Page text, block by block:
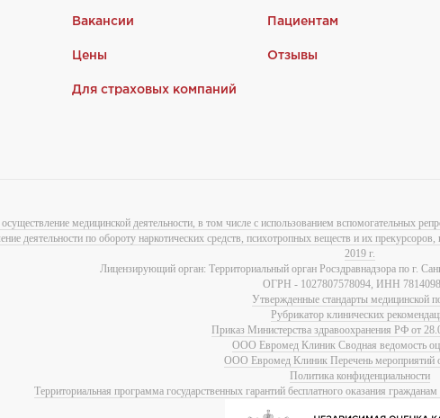
Вакансии Пациентам
Цены Отзывы
Для страховых компаний
медицинской деятельности, в том числе с использованием вспомогательных
деятельности по обороту наркотических средств, психотропных веществ и их
2019 г.
Лицензирующий орган: Территориальный орган Росздравнадзора по г.
ОГРН - 1027807578094, ИНН
Утвержденные стандарты медицинской
Рубрикатор клинических
Приказ Министерства здравоохранения РФ от
ООО Евромед Клиник Сводная ведомость
ООО Евромед Клиник Перечень мероприятий
Политика конфиденциальности
Территориальная программа государственных гарантий бесплатного оказания